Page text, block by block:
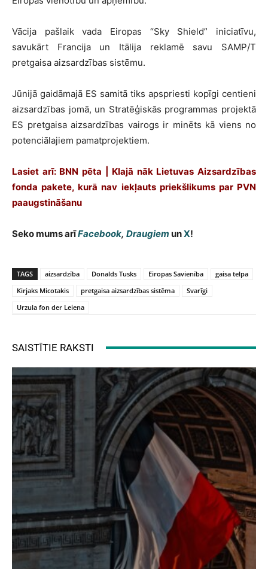
Vācija pašlaik vada Eiropas “Sky Shield” iniciatīvu,
savukārt Francija un Itālija reklamē savu SAMP/T
pretgaisa aizsardzības sistēmu.
Jūnijā gaidāmajā ES samitā tiks apspriesti kopīgi centieni
aizsardzības jomā, un Stratēģiskās programmas projektā
ES pretgaisa aizsardzības vairogs ir minēts kā viens no
potenciālajiem pamatprojektiem.
Lasiet arī: BNN pēta | Klajā nāk Lietuvas Aizsardzības
fonda pakete, kurā nav iekļauts priekšlikums par PVN
paaugstināšanu
Seko mums arīFacebook, Draugiem unX!
TAGS aizsardzība Donalds Tusks Eiropas Savienība
gaisa telpa
Kirjaks Micotakis
pretgaisa aizsardzības sistēma
Svarīgi
Urzula fon der Leiena
SAISTĪTIE RAKSTI